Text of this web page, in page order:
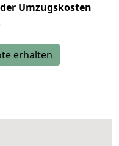
Umzugskosten
erhalten